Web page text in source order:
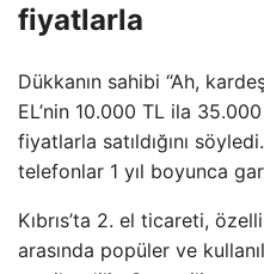
fiyatlarla
Dükkanın sahibi “Ah,
EL’nin 10.000 TL ila
fiyatlarla satıldığını
telefonlar 1 yıl boyunca
Kıbrıs’ta 2. el ticareti,
arasında popüler ve